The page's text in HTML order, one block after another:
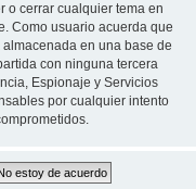
o cerrar cualquier tema en
Como usuario acuerda que
en una base de
con ninguna tercera
Espionaje y Servicios
por cualquier intento